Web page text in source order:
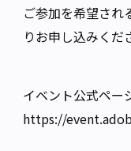
ご参加を希望され
りお申し込みくだ
イベント公式ペー
https://